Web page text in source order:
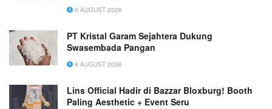
6 AUGUST 2026
PT Kristal Garam Sejahtera Dukung
Swasembada Pangan
4 AUGUST 2026
Lins Official Hadir di Bazzar Bloxburg! Booth
Paling Aesthetic + Event Seru